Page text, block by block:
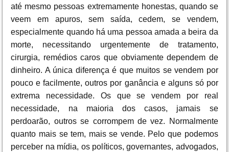
até mesmo pessoas extremamente honestas, quando se
veem em apuros, sem saída, cedem, se vendem,
especialmente quando há uma pessoa amada a beira da
morte, necessitando urgentemente de tratamento,
cirurgia, remédios caros que obviamente dependem de
dinheiro. A única diferença é que muitos se vendem por
pouco e facilmente, outros por ganância e alguns só por
extrema necessidade. Os que se vendem por real
necessidade, na maioria dos casos, jamais se
perdoarão, outros se corrompem de vez. Normalmente
quanto mais se tem, mais se vende. Pelo que podemos
perceber na mídia, os políticos, governantes, advogados,